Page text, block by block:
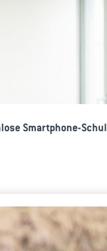
Smartphone-